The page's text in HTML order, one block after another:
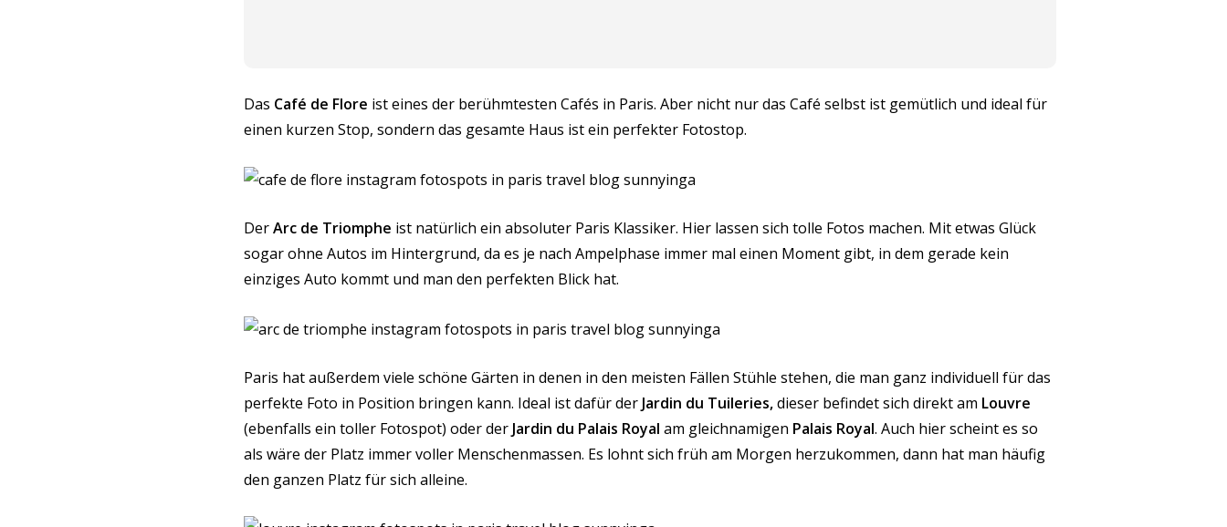
Das Café de Flore ist eines der berühmtesten Cafés in Paris. Aber nicht nur das Café selbst ist gemütlich und ideal für
einen kurzen Stop, sondern das gesamte Haus ist ein perfekter Fotostop.
DerArc de Triomphe ist natürlich ein absoluter Paris Klassiker. Hier lassen sich tolle Fotos machen. Mit etwas Glück
sogar ohne Autos im Hintergrund, da es je nach Ampelphase immer mal einen Moment gibt, in dem gerade kein
einziges Auto kommt und man den perfekten Blick hat.
Paris hat außerdem viele schöne Gärten in denen in den meisten Fällen Stühle stehen, die man ganz individuell für das
perfekte Foto in Position bringen kann. Ideal ist dafür der Jardin du Tuileries,dieser befindet sich direkt am Louvre
(ebenfalls ein toller Fotospot) oder der Jardin du Palais Royal am gleichnamigen Palais Royal. Auch hier scheint es so
als wäre der Platz immer voller Menschenmassen. Es lohnt sich früh am Morgen herzukommen, dann hat man häufig
den ganzen Platz für sich alleine.